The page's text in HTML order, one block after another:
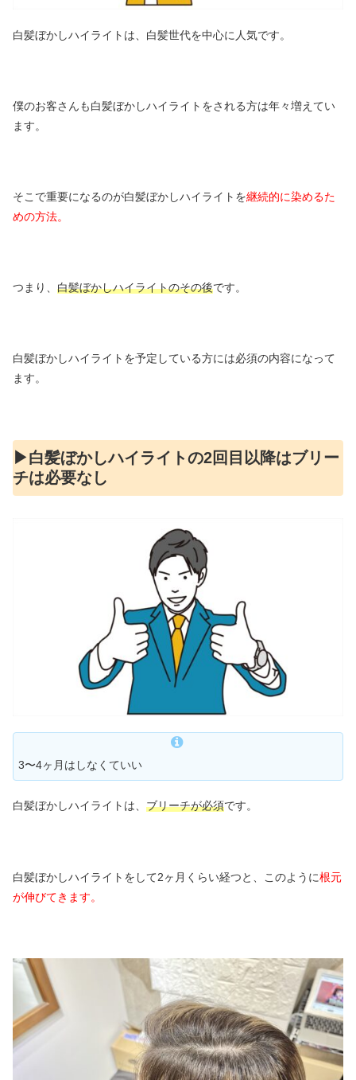
白髪ぼかしハイライトは、白髪世代を中心に人気です。
僕のお客さんも白髪ぼかしハイライトをされる方は年々増えてい
ます。
そこで重要になるのが白髪ぼかしハイライトを継続的に染めるた
めの方法。
つまり、 白髪ぼかしハイライトのその後です。
白髪ぼかしハイライトを予定している方には必須の内容になって
ます。
▶︎白髪ぼかしハイライトの2回目以降はブリー
チは必要なし
3〜4ヶ月はしなくていい
白髪ぼかしハイライトは、 ブリーチが必須です。
白髪ぼかしハイライトをして2ヶ月くらい経つと、このように根元
が伸びてきます。